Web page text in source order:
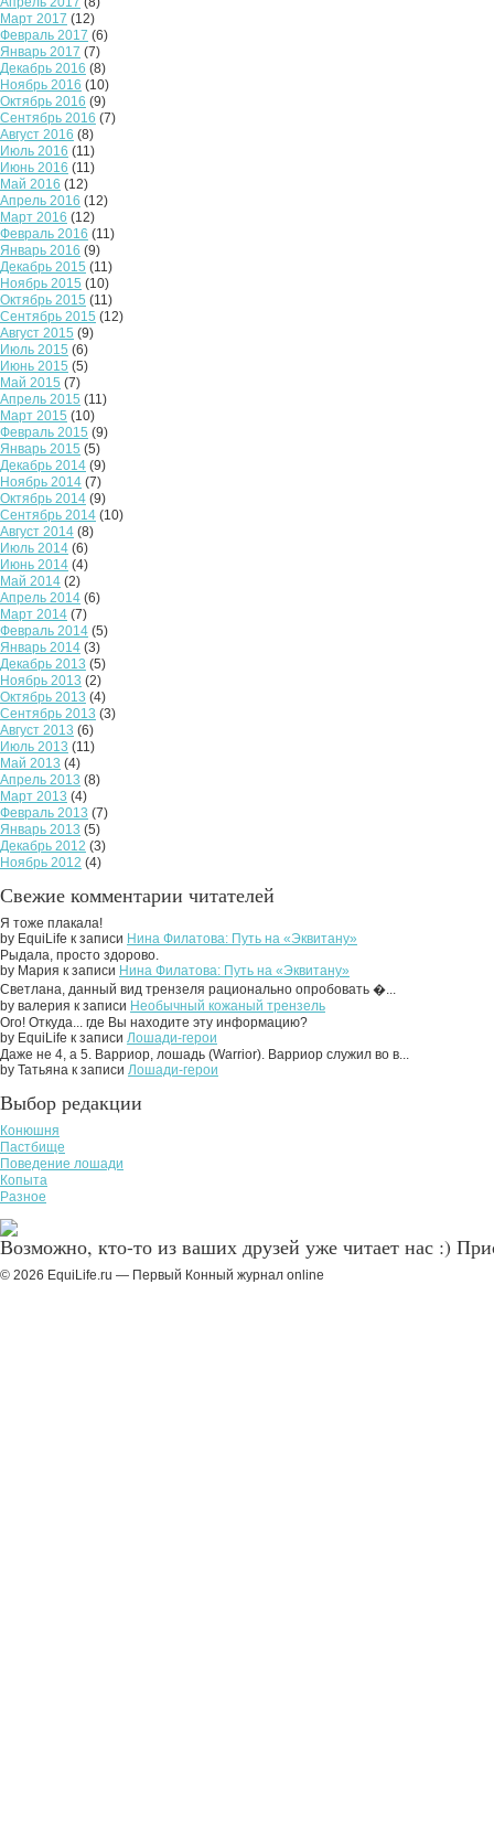
Март 2017 (12)
Февраль 2017 (6)
Январь 2017 (7)
Декабрь 2016 (8)
Ноябрь 2016 (10)
Октябрь 2016 (9)
Сентябрь 2016 (7)
Август 2016 (8)
Июль 2016 (11)
Июнь 2016 (11)
Май 2016 (12)
Апрель 2016 (12)
Март 2016 (12)
Февраль 2016 (11)
Январь 2016 (9)
Декабрь 2015 (11)
Ноябрь 2015 (10)
Октябрь 2015 (11)
Сентябрь 2015 (12)
Август 2015 (9)
Июль 2015 (6)
Июнь 2015 (5)
Май 2015 (7)
Апрель 2015 (11)
Март 2015 (10)
Февраль 2015 (9)
Январь 2015 (5)
Декабрь 2014 (9)
Ноябрь 2014 (7)
Октябрь 2014 (9)
Сентябрь 2014 (10)
Август 2014 (8)
Июль 2014 (6)
Июнь 2014 (4)
Май 2014 (2)
Апрель 2014 (6)
Март 2014 (7)
Февраль 2014 (5)
Январь 2014 (3)
Декабрь 2013 (5)
Ноябрь 2013 (2)
Октябрь 2013 (4)
Сентябрь 2013 (3)
Август 2013 (6)
Июль 2013 (11)
Май 2013 (4)
Апрель 2013 (8)
Март 2013 (4)
Февраль 2013 (7)
Январь 2013 (5)
Декабрь 2012 (3)
Ноябрь 2012 (4)
Свежие комментарии читателей
Я тоже плакала!
by EquiLife к записи Нина Филатова: Путь на «Эквитану»
Рыдала, просто здорово.
by Мария к записи Нина Филатова: Путь на «Эквитану»
Светлана, данный вид трензеля рационально опробовать �...
by валерия к записи Необычный кожаный трензель
Ого! Откуда... где Вы находите эту информацию?
by EquiLife к записи Лошади-герои
Даже не 4, а 5. Варриор, лошадь (Warrior). Варриор служил во в...
by Татьяна к записи Лошади-герои
Выбор редакции
Конюшня
Пастбище
Поведение лошади
Копыта
Разное
Возможно, кто-то из ваших друзей уже читает нас :)
© 2026 EquiLife.ru — Первый Конный журнал online